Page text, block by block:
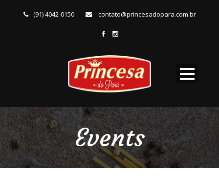
(91) 4042-0150 contato@princesadopara.com.br
Events